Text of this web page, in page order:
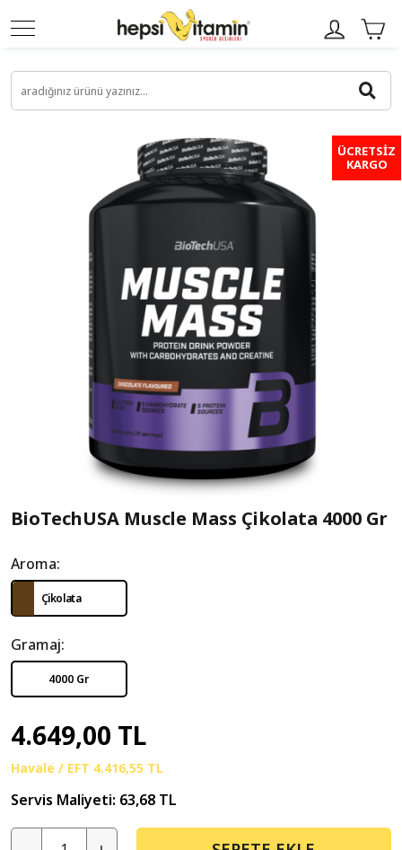
ÜCRETSİZ
KARGO
BioTechUSA Muscle Mass Çikolata 4000 Gr
Aroma:
Çikolata
Gramaj:
4000 Gr
4.649,00 TL
Havale / EFT 4.416,55 TL
Servis Maliyeti: 63,68 TL